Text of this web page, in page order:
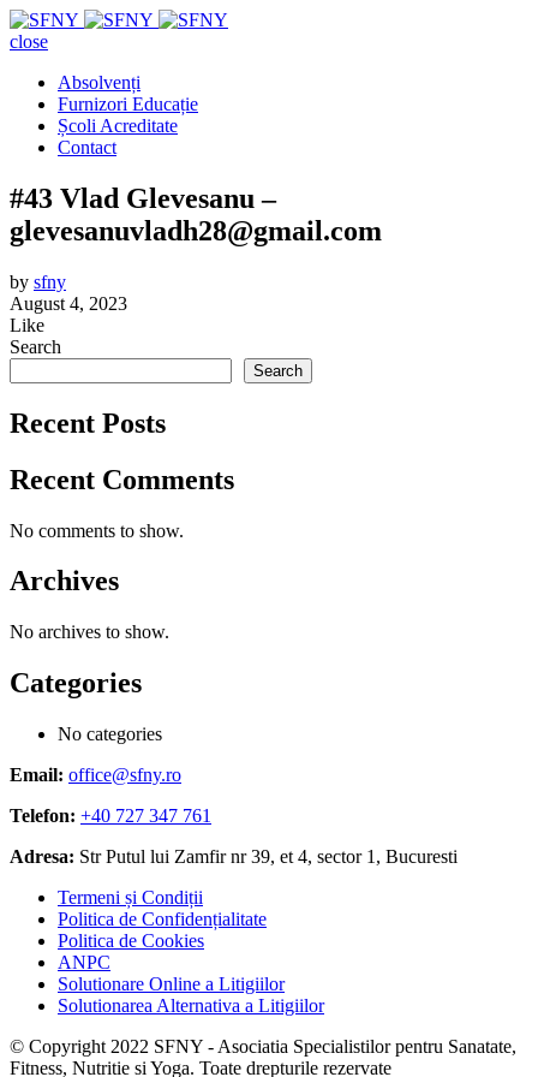
close
Absolvenți
Furnizori Educație
Școli Acreditate
Contact
#43 Vlad Glevesanu –
glevesanuvladh28@gmail.com
by sfny
August 4, 2023
Like
Search
Search
Recent Posts
Recent Comments
No comments to show.
Archives
No archives to show.
Categories
No categories
Email: office@sfny.ro
Telefon: +40 727 347 761
Adresa: Str Putul lui Zamfir nr 39, et 4, sector 1, Bucuresti
Termeni și Condiții
Politica de Confidențialitate
Politica de Cookies
ANPC
Solutionare Online a Litigiilor
Solutionarea Alternativa a Litigiilor
© Copyright 2022 SFNY - Asociatia Specialistilor pentru Sanatate,
Fitness, Nutritie si Yoga. Toate drepturile rezervate